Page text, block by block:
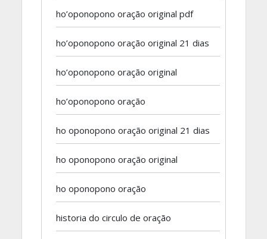
ho’oponopono oração original pdf
ho’oponopono oração original 21 dias
ho’oponopono oração original
ho’oponopono oração
ho oponopono oração original 21 dias
ho oponopono oração original
ho oponopono oração
historia do circulo de oração